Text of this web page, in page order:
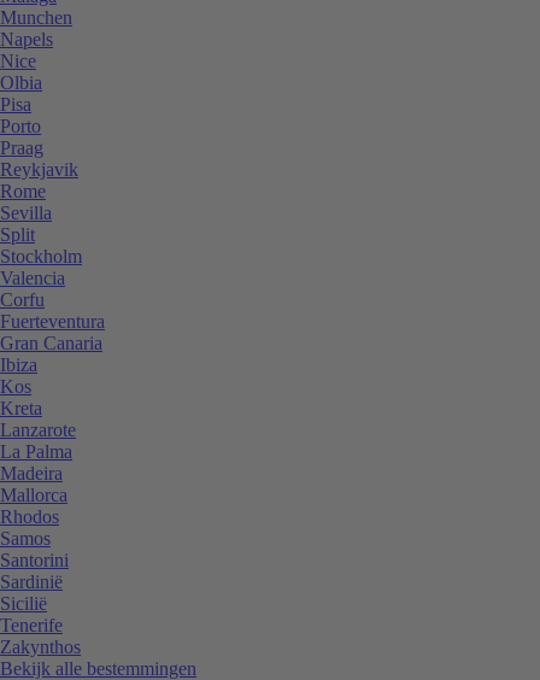
Munchen
Napels
Nice
Olbia
Pisa
Porto
Praag
Reykjavik
Rome
Sevilla
Split
Stockholm
Valencia
Corfu
Fuerteventura
Gran Canaria
Ibiza
Kos
Kreta
Lanzarote
La Palma
Madeira
Mallorca
Rhodos
Samos
Santorini
Sardinië
Sicilië
Tenerife
Zakynthos
Bekijk alle bestemmingen